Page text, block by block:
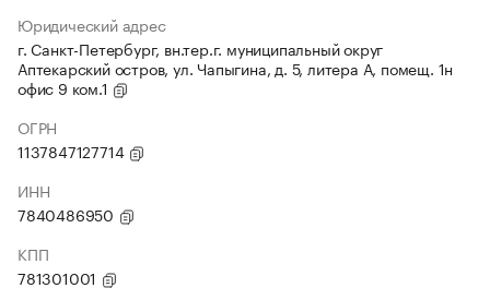
Юридический адрес
г. Санкт-Петербург, вн.тер.г. муниципальный округ
Аптекарский остров, ул. Чапыгина, д. 5, литера А, помещ. 1н
офис 9 ком.1
ОГРН
1137847127714
ИНН
7840486950
КПП
781301001